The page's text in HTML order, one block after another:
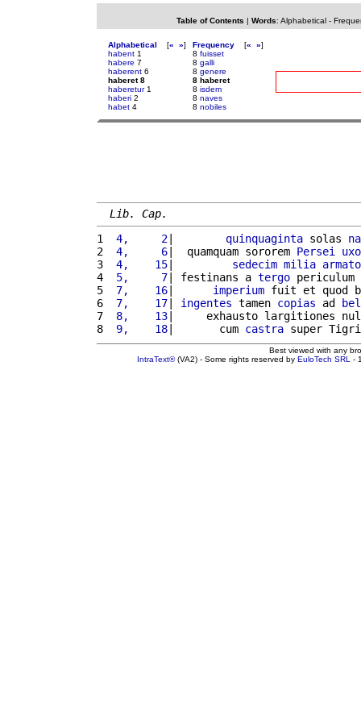
Table of Contents | Words: Alphabetical-
Alphabetical [« »]
habent 1
habere 7
haberent 6
haberet 8
haberetur1
haberi 2
habet 4
Frequency [« »]
8 fuisset
8 galli
8 genere
8 haberet
8 isdem
8 naves
8 nobiles
Lib. Cap.
1
4,     2| quinquaginta solas
2
4,     6|  quamquam sororem Persei
3
4,    15| sedecim milia
4
5,     7| festinans a tergo
5
7,    16| imperium fuit et quod
6
7,    17| ingentes tamen copias ad
7
8,    13|     exhausto largitiones
8
9,    18|       cum castra super
Best viewed with any
IntraText®(VA2) - Some rights reserved by EuloTech SRL -